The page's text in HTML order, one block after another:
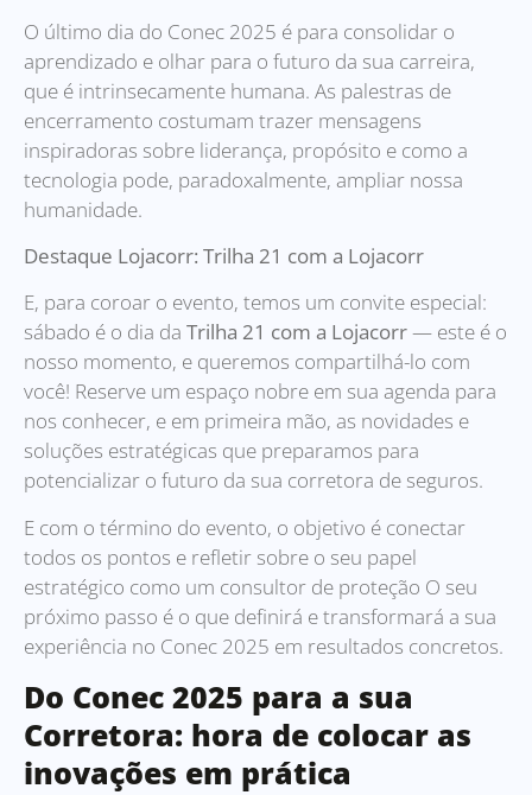
O último dia do Conec 2025 é para consolidar o
aprendizado e olhar para o futuro da sua carreira,
que é intrinsecamente humana. As palestras de
encerramento costumam trazer mensagens
inspiradoras sobre liderança, propósito e como a
tecnologia pode, paradoxalmente, ampliar nossa
humanidade.
Destaque Lojacorr: Trilha 21 com a Lojacorr
E, para coroar o evento, temos um convite especial:
sábado é o dia da Trilha 21 com a Lojacorr— este é o
nosso momento, e queremos compartilhá-lo com
você! Reserve um espaço nobre em sua agenda para
nos conhecer, e em primeira mão, as novidades e
soluções estratégicas que preparamos para
potencializar o futuro da sua corretora de seguros.
E com o término do evento, o objetivo é conectar
todos os pontos e refletir sobre o seu papel
estratégico como um consultor de proteção O seu
próximo passo é o que definirá e transformará a sua
experiência no Conec 2025 em resultados concretos.
Do Conec 2025 para a sua
Corretora: hora de colocar as
inovações em prática